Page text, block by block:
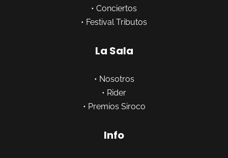
• Conciertos
• Festival Tributos
La Sala
• Nosotros
• Rider
• Premios Siroco
Info